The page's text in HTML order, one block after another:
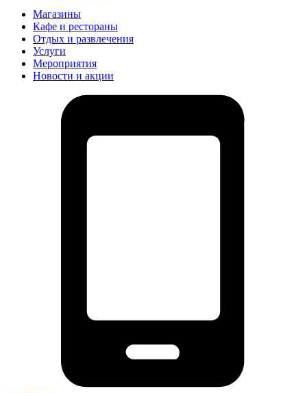
Магазины
Кафе и рестораны
Отдых и развлечения
Услуги
Мероприятия
Новости и акции